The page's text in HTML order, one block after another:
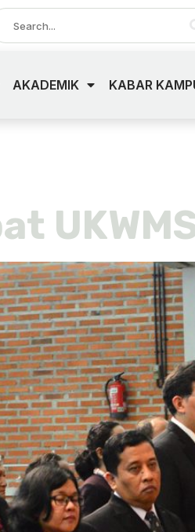
AKADEMIK KABAR